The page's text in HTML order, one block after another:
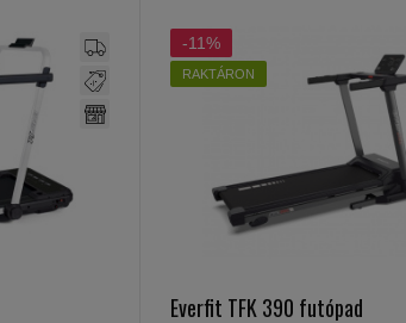
-11%
RAKTÁRON
Everfit TFK 390 futópad